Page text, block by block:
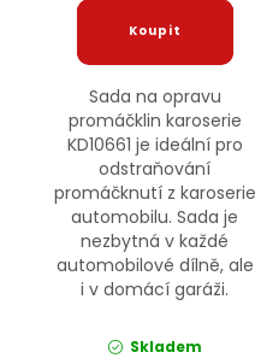
Sada na opravu
promáčklin karoserie
KD10661 je ideální pro
odstraňování
promáčknutí z karoserie
automobilu. Sada je
nezbytná v každé
automobilové dílně, ale
i v domácí garáži.
Skladem